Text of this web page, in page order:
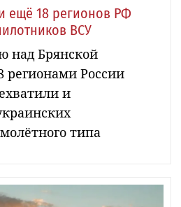
ещё 18 регионов РФ
ВСУ
над Брянской
регионами России
и
типа